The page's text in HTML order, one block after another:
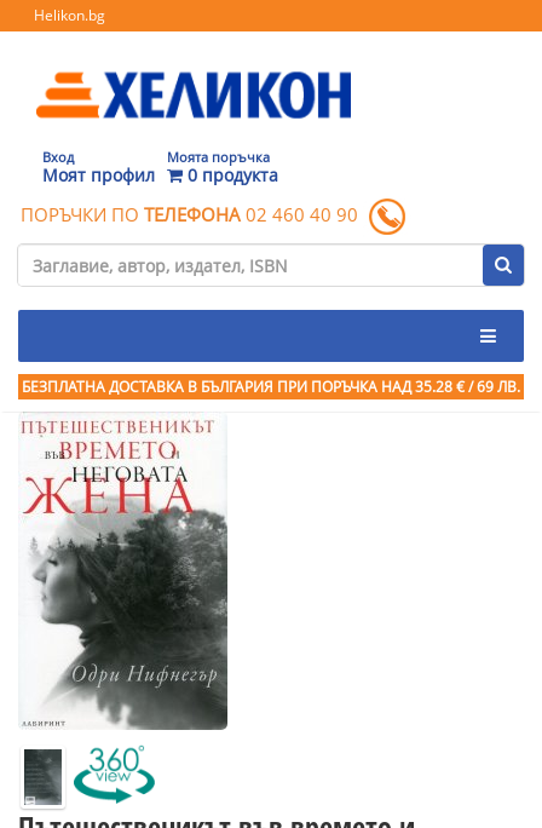
Helikon.bg
Вход
Моят профил
Моята поръчка
0 продукта
ПОРЪЧКИ ПО ТЕЛЕФОНА 02 460 40 90
БЕЗПЛАТНА ДОСТАВКА В БЪЛГАРИЯ ПРИ ПОРЪЧКА НАД 35.28 € / 69 ЛВ.